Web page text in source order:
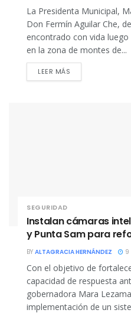
La Presidenta Municipal,
Don Fermín Aguilar Che,
encontrado con vida
en la zona de montes de...
LEER MÁS
SEGURIDAD
Instalan cámaras
y Punta Sam para
BY ALTAGRACIA HERNÁNDEZ 9
Con el objetivo de
capacidad de respuesta
gobernadora Mara
implementación de un